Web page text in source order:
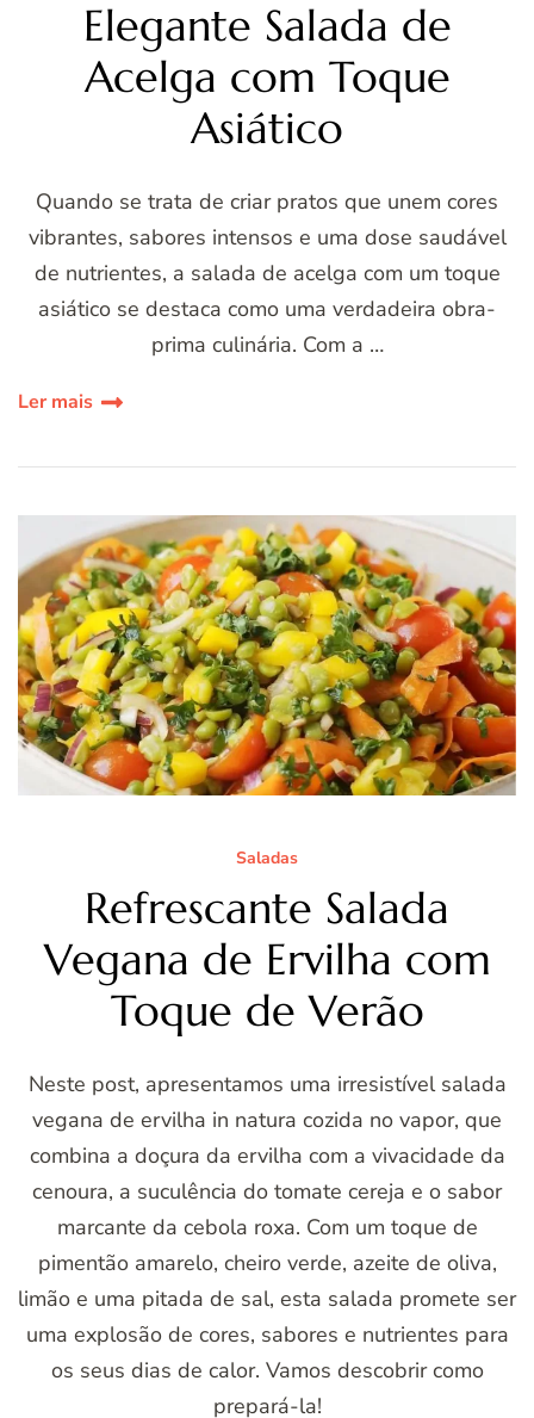
Elegante Salada de
Acelga com Toque
Asiático
Quando se trata de criar pratos que unem cores
vibrantes, sabores intensos e uma dose saudável
de nutrientes, a salada de acelga com um toque
asiático se destaca como uma verdadeira obra-
prima culinária. Com a …
Ler mais
Saladas
Refrescante Salada
Vegana de Ervilha com
Toque de Verão
Neste post, apresentamos uma irresistível salada
vegana de ervilha in natura cozida no vapor, que
combina a doçura da ervilha com a vivacidade da
cenoura, a suculência do tomate cereja e o sabor
marcante da cebola roxa. Com um toque de
pimentão amarelo, cheiro verde, azeite de oliva,
limão e uma pitada de sal, esta salada promete ser
uma explosão de cores, sabores e nutrientes para
os seus dias de calor. Vamos descobrir como
prepará-la!